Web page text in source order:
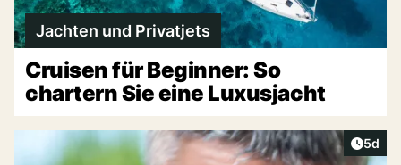
Jachten und Privatjets
Cruisen für Beginner: So
chartern Sie eine Luxusjacht
5d